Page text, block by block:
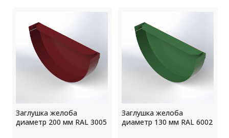
Заглушка желоба
диаметр 200 мм RAL 3005
Заглушка желоба
диаметр 130 мм RAL 6002